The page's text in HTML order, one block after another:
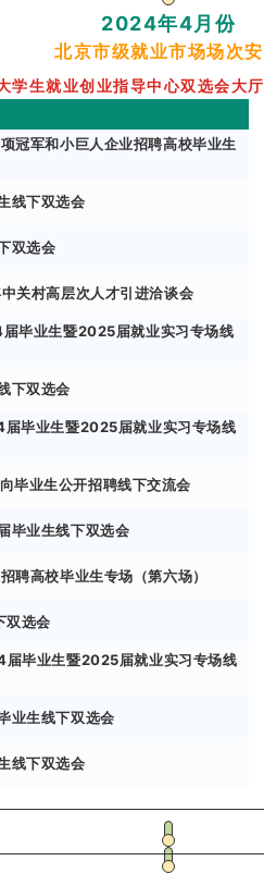
2024年4月份
北京市级就业市场场次
学生就业创业指导中心双选会大厅
冠军和小巨人企业招聘高校毕业生
线下双选会
双选会
关村高层次人才引进洽谈会
届毕业生暨2025届就业实习专场线
下双选会
届毕业生暨2025届就业实习专场线
毕业生公开招聘线下交流会
毕业生线下双选会
聘高校毕业生专场（第六场）
双选会
届毕业生暨2025届就业实习专场线
业生线下双选会
线下双选会